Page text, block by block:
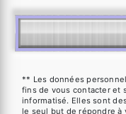
** Les données
fins de vous contacter et
informatisé. Elles sont
le seul but de répondre à